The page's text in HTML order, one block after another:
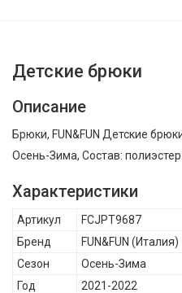
Детские брюки
Описание
Брюки, FUN&FUN Детские
Осень-Зима, Состав:
Характеристики
Артикул
FCJPT9687
Бренд
FUN&FUN (Италия)
Сезон
Осень-Зима
Год
2021-2022